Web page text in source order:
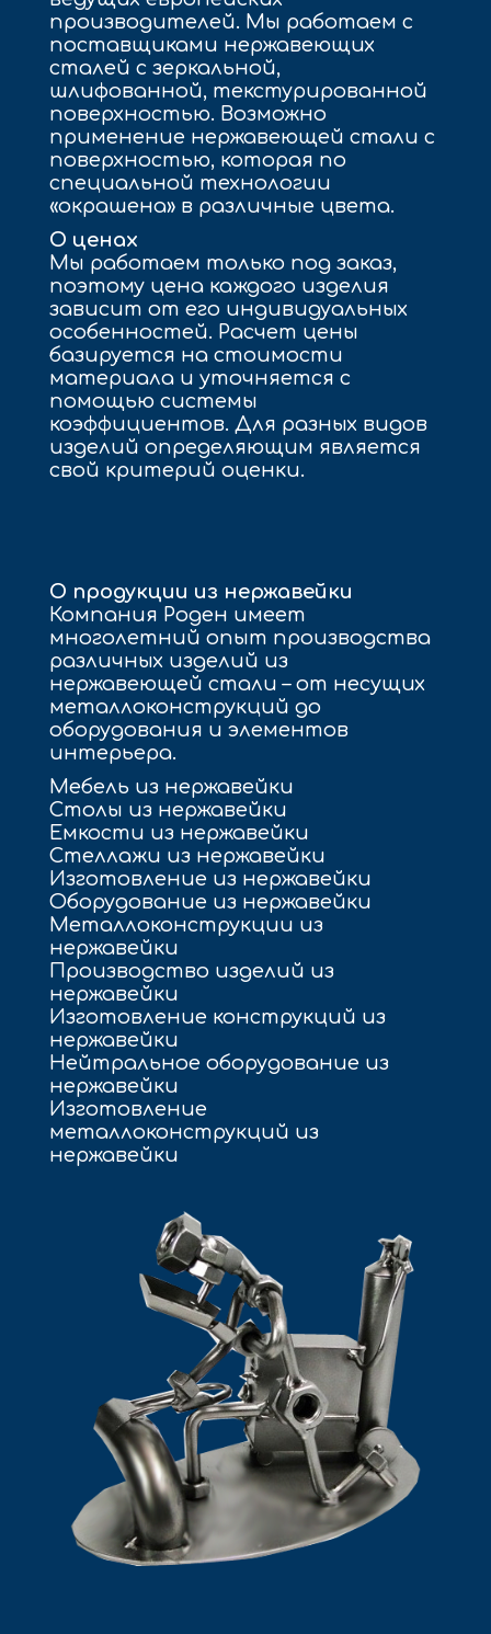
производителей. Мы работаем с
поставщиками нержавеющих
сталей с зеркальной,
шлифованной, текстурированной
поверхностью. Возможно
применение нержавеющей стали с
поверхностью, которая по
специальной технологии
«окрашена» в различные цвета.
О ценах
Мы работаем только под заказ,
поэтому цена каждого изделия
зависит от его индивидуальных
особенностей. Расчет цены
базируется на стоимости
материала и уточняется с
помощью системы
коэффициентов. Для разных видов
изделий определяющим является
свой критерий оценки.
О продукции из нержавейки
Компания Роден имеет
многолетний опыт производства
различных изделий из
нержавеющей стали – от несущих
металлоконструкций до
оборудования и элементов
интерьера.
Мебель из нержавейки
Столы из нержавейки
Емкости из нержавейки
Стеллажи из нержавейки
Изготовление из нержавейки
Оборудование из нержавейки
Металлоконструкции из
нержавейки
Производство изделий из
нержавейки
Изготовление конструкций из
нержавейки
Нейтральное оборудование из
нержавейки
Изготовление
металлоконструкций из
нержавейки